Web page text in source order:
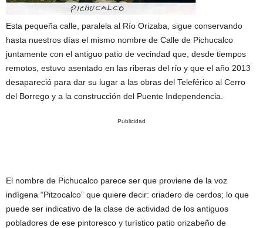
Esta pequeña calle, paralela al Río Orizaba, sigue conservando
hasta nuestros días el mismo nombre de Calle de Pichucalco
juntamente con el antiguo patio de vecindad que, desde tiempos
remotos, estuvo asentado en las riberas del río y que el año 2013
desapareció para dar su lugar a las obras del Teleférico al Cerro
del Borrego y a la construcción del Puente Independencia.
Publicidad
El nombre de Pichucalco parece ser que proviene de la voz
indígena “Pitzocalco” que quiere decir: criadero de cerdos; lo que
puede ser indicativo de la clase de actividad de los antiguos
pobladores de ese pintoresco y turístico patio orizabeño de